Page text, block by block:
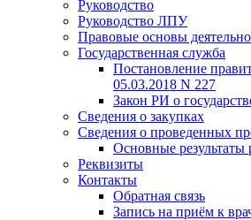
Руководство
Руководство ЛПУ
Правовые основы
Государственная служба
Постановление
05.03.2018 N 227
Закон РИ о
Сведения о закупках
Сведения о проведенных
Основные результаты
Реквизиты
Контакты
Обратная связь
Запись на приём к